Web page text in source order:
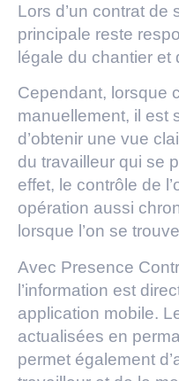
Lors d’un contrat de
principale reste
légale du chantier
Cependant, lorsque
manuellement, il est
d’obtenir une vue
du travailleur qui se
effet, le contrôle de
opération aussi
lorsque l’on se
Avec Presence
l’information est
application mobile.
actualisées en
permet également